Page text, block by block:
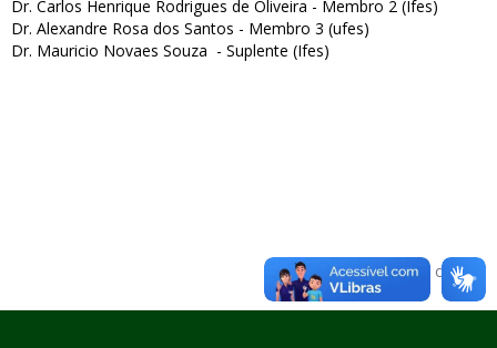
Dr. Carlos Henrique Rodrigues de Oliveira - Membro 2 (Ifes)
Dr. Alexandre Rosa dos Santos - Membro 3 (ufes)
Dr. Mauricio Novaes Souza - Suplente (Ifes)
Voltar para o topo